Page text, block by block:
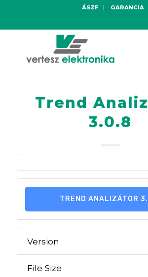
ÁSZF GARANCIA
Trend
3.0.8
TREND ANALIZÁTOR
Version
File Size